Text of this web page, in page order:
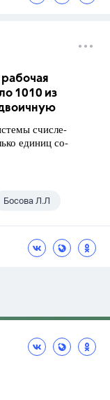
1010 из
двоичную
счисле-
единиц со-
Босова Л.Л